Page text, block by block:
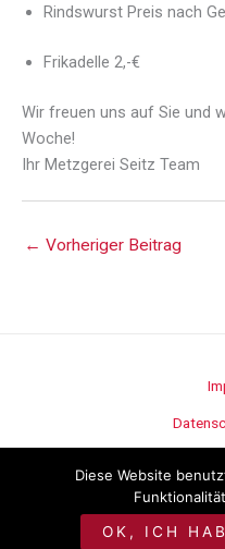
Rindswurst Preis nach
Frikadelle 2,-€
Wir freuen uns auf Sie und
Woche!
Ihr Metzgerei Seitz Team
← Vorheriger Beitrag
©
Diese Website
OK, ICH